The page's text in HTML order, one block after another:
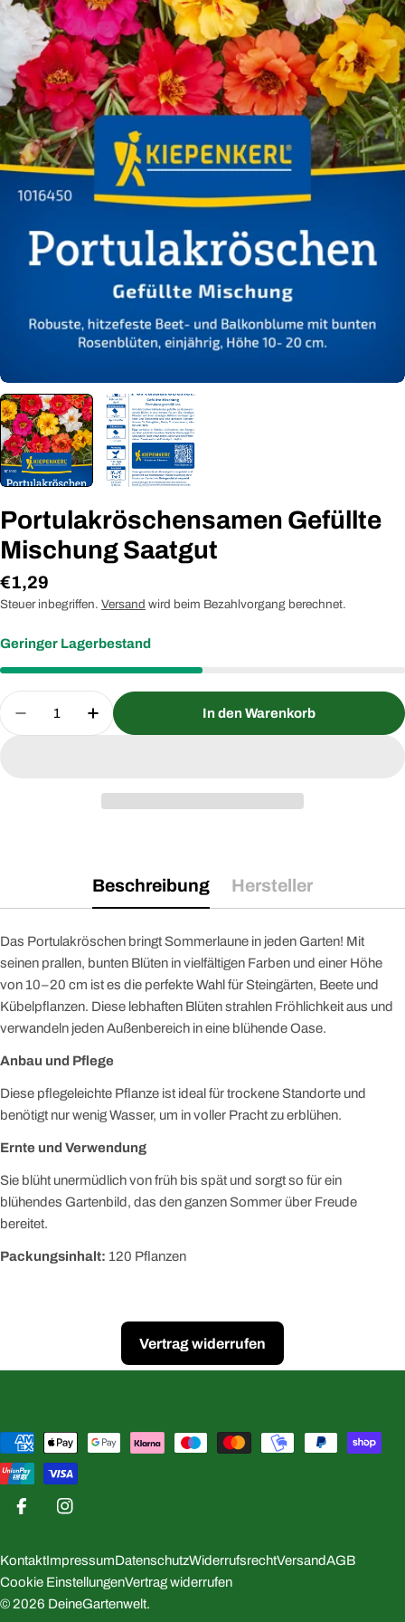
Sie das Medium 0 im Modalformat
Portulakröschensamen Gefüllte
Mischung Saatgut
Regulärer
Preis
€1,29
Steuer inbegriffen. Versand wird beim Bezahlvorgang berechnet.
Geringer Lagerbestand
Menge
Menge für Portulakröschensamen Gefüllte
Menge für Portulakröschensamen
In den Warenkorb
Beschreibung Hersteller
Das Portulakröschen bringt Sommerlaune in jeden Garten! Mit
seinen prallen, bunten Blüten in vielfältigen Farben und einer Höhe
von 10–20 cm ist es die perfekte Wahl für Steingärten, Beete und
Kübelpflanzen. Diese lebhaften Blüten strahlen Fröhlichkeit aus und
verwandeln jeden Außenbereich in eine blühende Oase.
Anbau und Pflege
Diese pflegeleichte Pflanze ist ideal für trockene Standorte und
benötigt nur wenig Wasser, um in voller Pracht zu erblühen.
Ernte und Verwendung
Sie blüht unermüdlich von früh bis spät und sorgt so für ein
blühendes Gartenbild, das den ganzen Sommer über Freude
bereitet.
Packungsinhalt: 120 Pflanzen
Vertrag widerrufen
Zahlungsmethoden
FacebookInstagram
© 2026 DeineGartenwelt.
KontaktImpressumDatenschutzWiderrufsrechtVersandAGB
Cookie EinstellungenVertrag widerrufen